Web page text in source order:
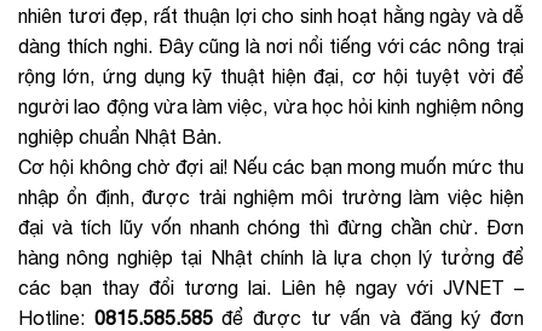
nhiên tươi đẹp, rất thuận lợi cho sinh hoạt hằng ngày và dễ
dàng thích nghi. Đây cũng là nơi nổi tiếng với các nông trại
rộng lớn, ứng dụng kỹ thuật hiện đại, cơ hội tuyệt vời để
người lao động vừa làm việc, vừa học hỏi kinh nghiệm nông
nghiệp chuẩn Nhật Bản.
Cơ hội không chờ đợi ai! Nếu các bạn mong muốn mức thu
nhập ổn định, được trải nghiệm môi trường làm việc hiện
đại và tích lũy vốn nhanh chóng thì đừng chần chừ. Đơn
hàng nông nghiệp tại Nhật chính là lựa chọn lý tưởng để
các bạn thay đổi tương lai. Liên hệ ngay với JVNET –
Hotline: 0815.585.585để được tư vấn và đăng ký đơn